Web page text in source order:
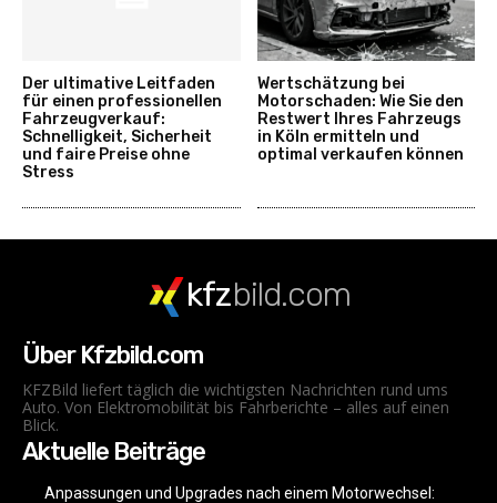
Der ultimative Leitfaden
für einen professionellen
Fahrzeugverkauf:
Schnelligkeit, Sicherheit
und faire Preise ohne
Stress
Wertschätzung bei
Motorschaden: Wie Sie den
Restwert Ihres Fahrzeugs
in Köln ermitteln und
optimal verkaufen können
kfzbild.com
Über Kfzbild.com
KFZBild liefert täglich die wichtigsten Nachrichten rund ums
Auto. Von Elektromobilität bis Fahrberichte – alles auf einen
Blick.
Aktuelle Beiträge
Anpassungen und Upgrades nach einem Motorwechsel: